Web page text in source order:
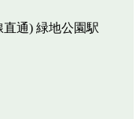
直通) 緑地公園駅